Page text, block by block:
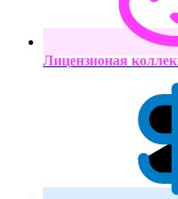
Лицензионая